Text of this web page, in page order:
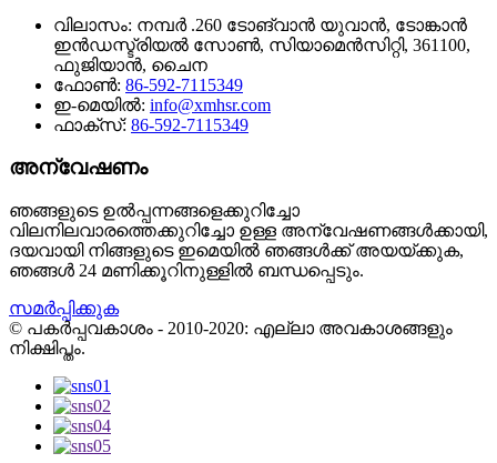
വിലാസം: നമ്പർ .260 ടോങ്‌വാൻ യുവാൻ, ടോങ്കാൻ
ഇൻഡസ്ട്രിയൽ സോൺ, സിയാമെൻസിറ്റി, 361100,
ഫുജിയാൻ, ചൈന
ഫോൺ: 86-592-7115349
ഇ-മെയിൽ: info@xmhsr.com
ഫാക്സ്: 86-592-7115349
അന്വേഷണം
ഞങ്ങളുടെ ഉൽ‌പ്പന്നങ്ങളെക്കുറിച്ചോ
വിലനിലവാരത്തെക്കുറിച്ചോ ഉള്ള അന്വേഷണങ്ങൾ‌ക്കായി,
ദയവായി നിങ്ങളുടെ ഇമെയിൽ‌ ഞങ്ങൾ‌ക്ക് അയയ്‌ക്കുക,
ഞങ്ങൾ‌ 24 മണിക്കൂറിനുള്ളിൽ‌ ബന്ധപ്പെടും.
സമർപ്പിക്കുക
© പകർപ്പവകാശം - 2010-2020: എല്ലാ അവകാശങ്ങളും
നിക്ഷിപ്തം.